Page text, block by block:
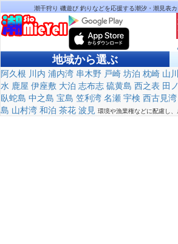
潮干狩り 磯遊び 釣りなどを応援する潮汐・潮見表カ
地域から選ぶ
阿久根 川内 浦内湾 串木野 戸崎 坊泊 枕崎 山川
水 鹿屋 伊座敷 大泊 志布志 硫黄島 西之表 田
臥蛇島 中之島 宝島 笠利湾 名瀬 宇検 西古見湾
島 山村湾 和泊 茶花 波見 環境や漁業権などに配慮し、